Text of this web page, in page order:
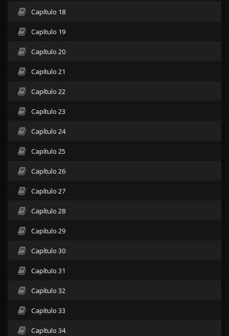
Capítulo 18
Capítulo 19
Capítulo 20
Capítulo 21
Capítulo 22
Capítulo 23
Capítulo 24
Capítulo 25
Capítulo 26
Capítulo 27
Capítulo 28
Capítulo 29
Capítulo 30
Capítulo 31
Capítulo 32
Capítulo 33
Capítulo 34